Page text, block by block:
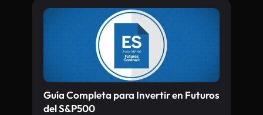
Guía Completa para Invertir en Futuros
del S&P500